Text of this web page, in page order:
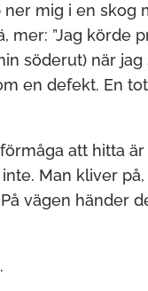
ner mig i en skog
mer: ”Jag körde
söderut) när
en defekt. En
att hitta
Man kliver på,
vägen händer